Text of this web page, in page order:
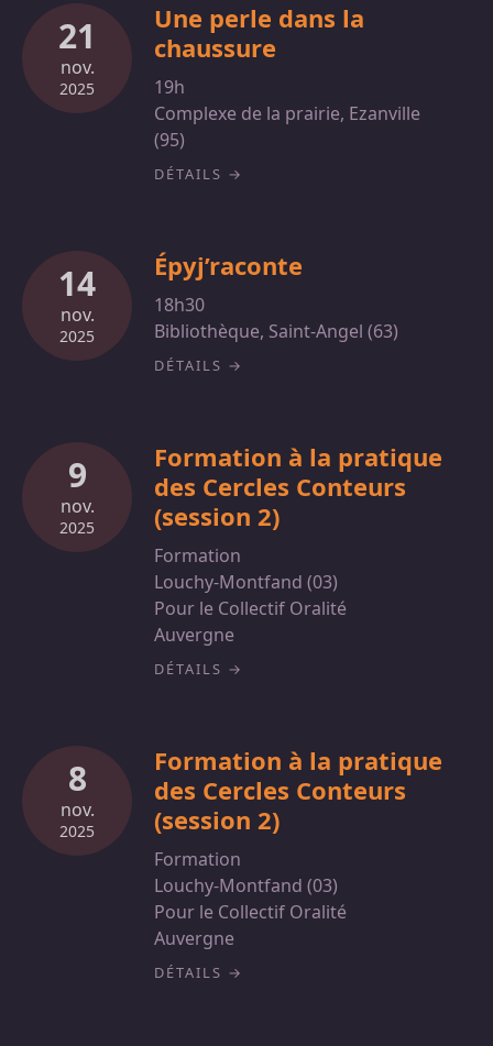
21
nov.
2025
Une perle dans la
chaussure
19h
Complexe de la prairie, Ezanville
(95)
DÉTAILS
14
nov.
2025
Épyj’raconte
18h30
Bibliothèque, Saint-Angel (63)
DÉTAILS
9
nov.
2025
Formation à la pratique
des Cercles Conteurs
(session 2)
Formation
Louchy-Montfand (03)
Pour le Collectif Oralité
Auvergne
DÉTAILS
8
nov.
2025
Formation à la pratique
des Cercles Conteurs
(session 2)
Formation
Louchy-Montfand (03)
Pour le Collectif Oralité
Auvergne
DÉTAILS